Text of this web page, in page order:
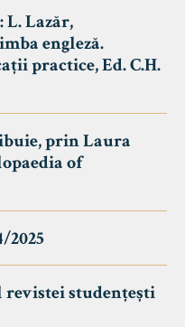
Lazăr,
engleză.
practice, Ed. C.H.
prin Laura
of
2025
studențești